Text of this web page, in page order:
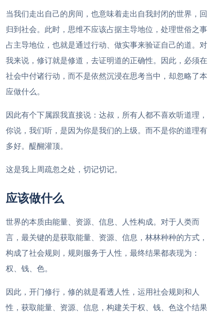
当我们走出自己的房间，也意味着走出自我封闭的世界，回
归到社会。此时，思维不应该占据主导地位，处理世俗之事
占主导地位，也就是通过行动、做实事来验证自己的道。对
我来说，修订就是修道，去证明道的正确性。因此，必须在
社会中付诸行动，而不是依然沉浸在思考当中，却忽略了本
应做什么。
因此有个下属跟我直接说：达叔，所有人都不喜欢听道理，
你说，我们听，是因为你是我们的上级。而不是你的道理有
多好。醍醐灌顶。
这是我上周疏忽之处，切记切记。
应该做什么
世界的本质由能量、资源、信息、人性构成。对于人类而
言，最关键的是获取能量、资源、信息，林林种种的方式，
构成了社会规则，规则服务于人性，最终结果都表现为：
权、钱、色。
因此，开门修行，修的就是看透人性，运用社会规则和人
性，获取能量、资源、信息，构建关于权、钱、色这个结果